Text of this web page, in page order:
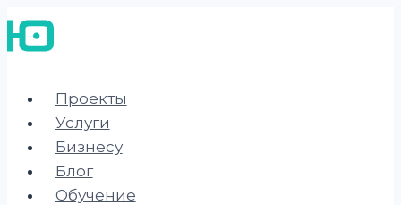
Перейти
к
Проекты
Услуги
Бизнесу
Блог
Обучение